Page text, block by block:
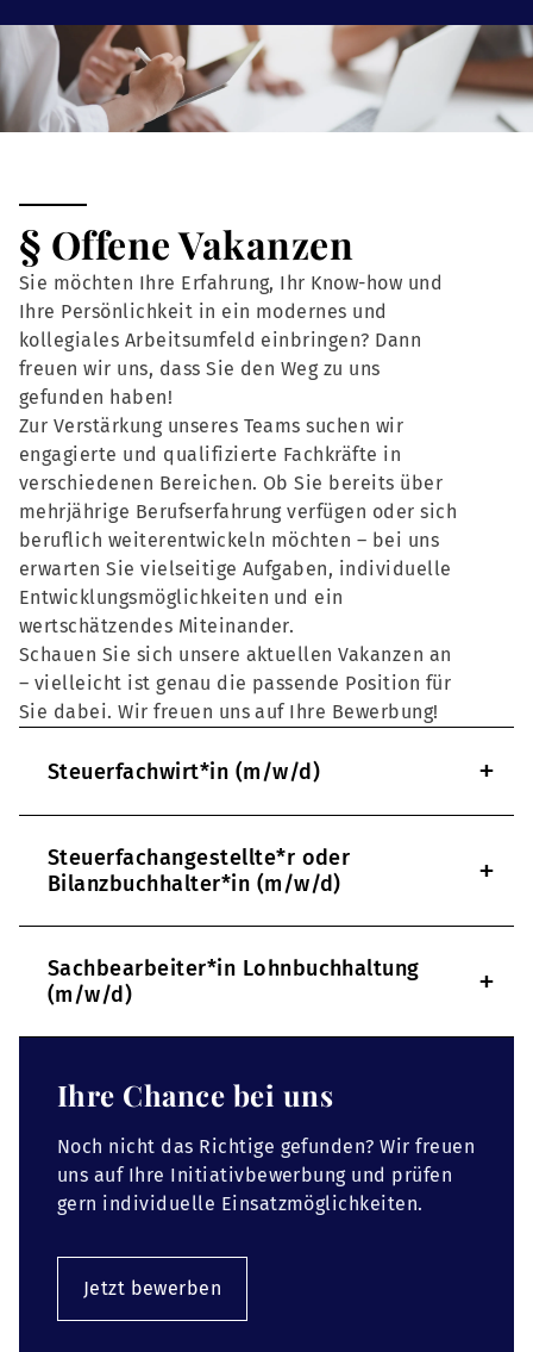
§ Offene Vakanzen
Sie möchten Ihre Erfahrung, Ihr Know-how und
Ihre Persönlichkeit in ein modernes und
kollegiales Arbeitsumfeld einbringen? Dann
freuen wir uns, dass Sie den Weg zu uns
gefunden haben!
Zur Verstärkung unseres Teams suchen wir
engagierte und qualifizierte Fachkräfte in
verschiedenen Bereichen. Ob Sie bereits über
mehrjährige Berufserfahrung verfügen oder sich
beruflich weiterentwickeln möchten – bei uns
erwarten Sie vielseitige Aufgaben, individuelle
Entwicklungsmöglichkeiten und ein
wertschätzendes Miteinander.
Schauen Sie sich unsere aktuellen Vakanzen an
– vielleicht ist genau die passende Position für
Sie dabei. Wir freuen uns auf Ihre Bewerbung!
Steuerfachwirt*in (m/w/d) +
Steuerfachangestellte*r oder
Bilanzbuchhalter*in (m/w/d)
+
Sachbearbeiter*in Lohnbuchhaltung
(m/w/d)
+
Ihre Chance bei uns
Noch nicht das Richtige gefunden? Wir freuen
uns auf Ihre Initiativbewerbung und prüfen
gern individuelle Einsatzmöglichkeiten.
Jetzt bewerben